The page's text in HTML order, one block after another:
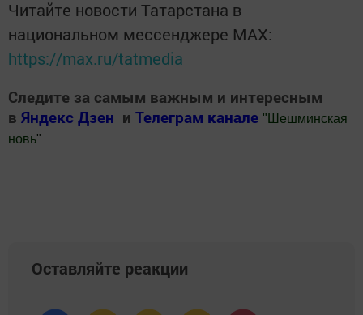
Читайте новости Татарстана в
национальном мессенджере MАХ:
https://max.ru/tatmedia
Следите за самым важным и интересным
в Яндекс Дзен и Телеграм канале " Шешминская
новь"
Оставляйте реакции